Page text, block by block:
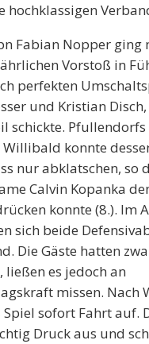
hochklassigen
Fabian Nopper ging
Vorstoß in
perfekten
und Kristian
schickte. Pfullendorfs
Willibald konnte
nur abklatschen, so
Calvin Kopanka
konnte (8.). Im
sich beide
Die Gäste hatten
ließen es jedoch an
missen. Nach
sofort Fahrt auf.
Druck aus und